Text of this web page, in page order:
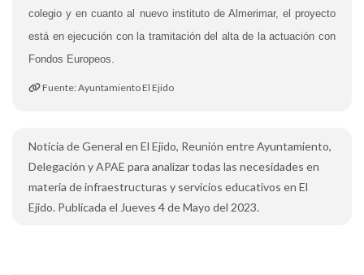
colegio y en cuanto al nuevo instituto de Almerimar, el proyecto
está en ejecución con la tramitación del alta de la actuación con
Fondos Europeos.
Fuente: Ayuntamiento El Ejido
Noticia de General en El Ejido, Reunión entre Ayuntamiento,
Delegación y APAE para analizar todas las necesidades en
materia de infraestructuras y servicios educativos en El
Ejido. Publicada el Jueves 4 de Mayo del 2023.